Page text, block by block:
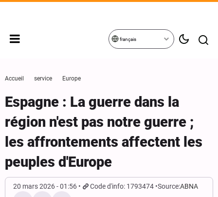
français
Accueil service Europe
Espagne : La guerre dans la
région n'est pas notre guerre ;
les affrontements affectent les
peuples d'Europe
20 mars 2026 - 01:56 Code d'info: 1793474 Source:ABNA